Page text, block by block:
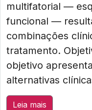
multifatorial —
funcional —
combinações
tratamento.
objetivo
alternativas
Leia mais